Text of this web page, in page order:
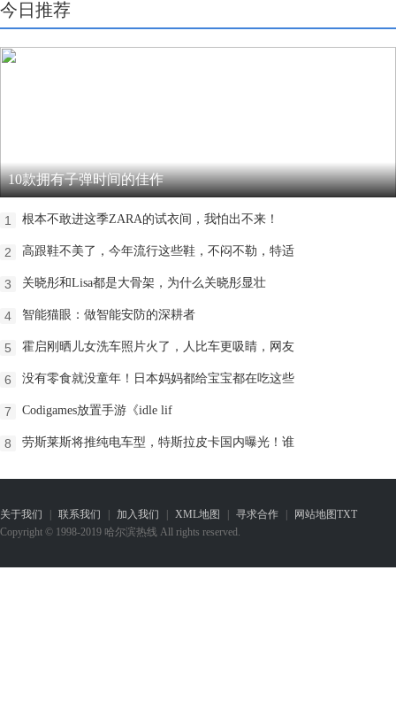
今日推荐
10款拥有子弹时间的佳作
1 根本不敢进这季ZARA的试衣间，我怕出不来！
2 高跟鞋不美了，今年流行这些鞋，不闷不勒，特适
3 关晓彤和Lisa都是大骨架，为什么关晓彤显壮
4 智能猫眼：做智能安防的深耕者
5 霍启刚晒儿女洗车照片火了，人比车更吸睛，网友
6 没有零食就没童年！日本妈妈都给宝宝都在吃这些
7 Codigames放置手游《idle lif
8 劳斯莱斯将推纯电车型，特斯拉皮卡国内曝光！谁
关于我们 | 联系我们 | 加入我们 | XML地图 | 寻求合作 | 网站地图TXT
Copyright © 1998-2019 哈尔滨热线 All rights reserved.